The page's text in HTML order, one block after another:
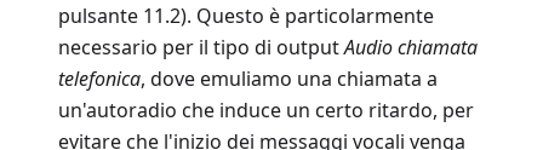
pulsante 11.2). Questo è particolarmente
necessario per il tipo di outputAudio chiamata
telefonica, dove emuliamo una chiamata a
un'autoradio che induce un certo ritardo, per
evitare che l'inizio dei messaggi vocali venga